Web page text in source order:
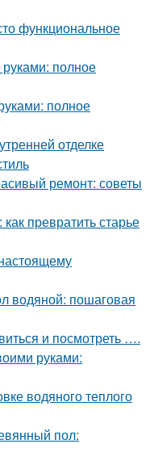
функциональное
полное
полное
отделке
ремонт: советы
превратить старье
водяной: пошаговая
и посмотреть ….
руками:
водяного теплого
пол: